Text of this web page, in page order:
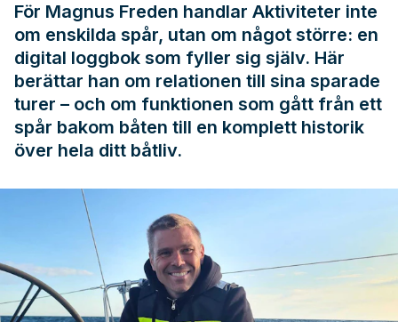
För Magnus Freden handlar Aktiviteter inte
om enskilda spår, utan om något större: en
digital loggbok som fyller sig själv. Här
berättar han om relationen till sina sparade
turer – och om funktionen som gått från ett
spår bakom båten till en komplett historik
över hela ditt båtliv.